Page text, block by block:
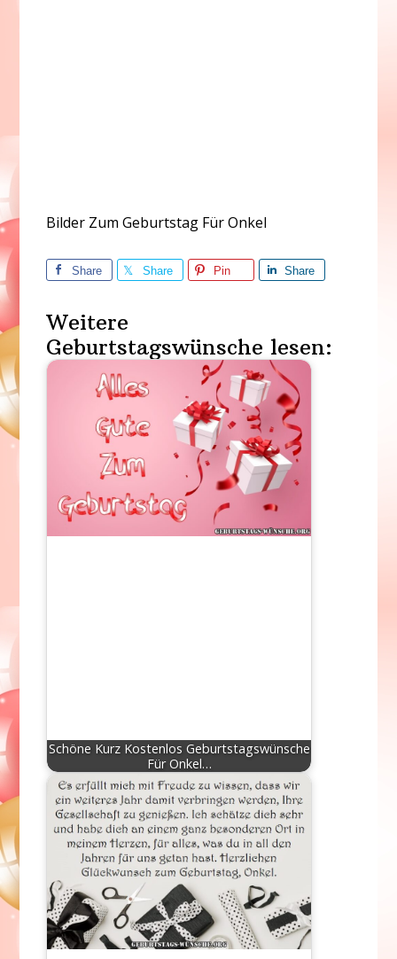
Bilder Zum Geburtstag Für Onkel
Share Share Pin Share
Weitere
Geburtstagswünsche lesen:
Schöne Kurz Kostenlos Geburtstagswünsche
Für Onkel…